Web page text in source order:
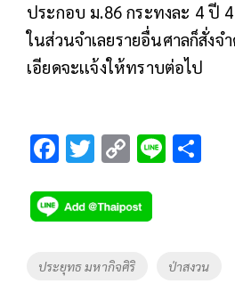
ประกอบ ม.86 กระทงละ 4 ปี
ในส่วนจำเลยรายอื่นศาลก็สั่งจ
เอียดจะเเจ้งให้ทราบต่อไป
F
e
b
o
T
tt
er
C
p
y
Li
Li
Tags
ประยุทธ มหากิจศิริ ป่าสงวน